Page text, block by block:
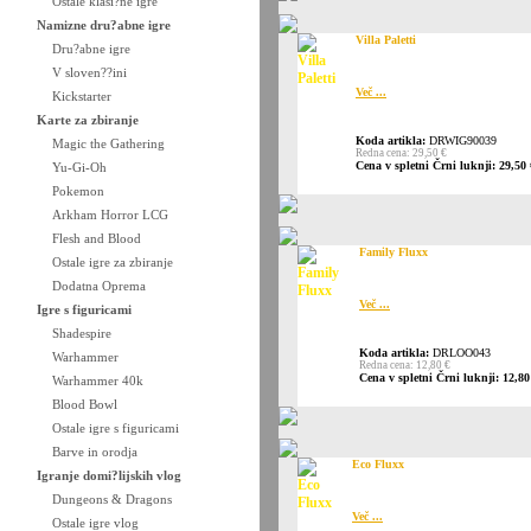
Namizne dru?abne igre
Dru?abne igre
V sloven??ini
Kickstarter
Karte za zbiranje
Magic the Gathering
Yu-Gi-Oh
Pokemon
Arkham Horror LCG
Flesh and Blood
Ostale igre za zbiranje
Dodatna Oprema
Igre s figuricami
Shadespire
Warhammer
Warhammer 40k
Blood Bowl
Ostale igre s figuricami
Barve in orodja
Igranje domi?lijskih vlog
Dungeons & Dragons
Ostale igre vlog
Villa Paletti
Več ...
Koda artikla: DRWIG90039
Redna cena: 29,50 €
Cena v spletni Črni luknji: 29,50
Family Fluxx
Več ...
Koda artikla: DRLOO043
Redna cena: 12,80 €
Cena v spletni Črni luknji: 12,80
Eco Fluxx
Več ...